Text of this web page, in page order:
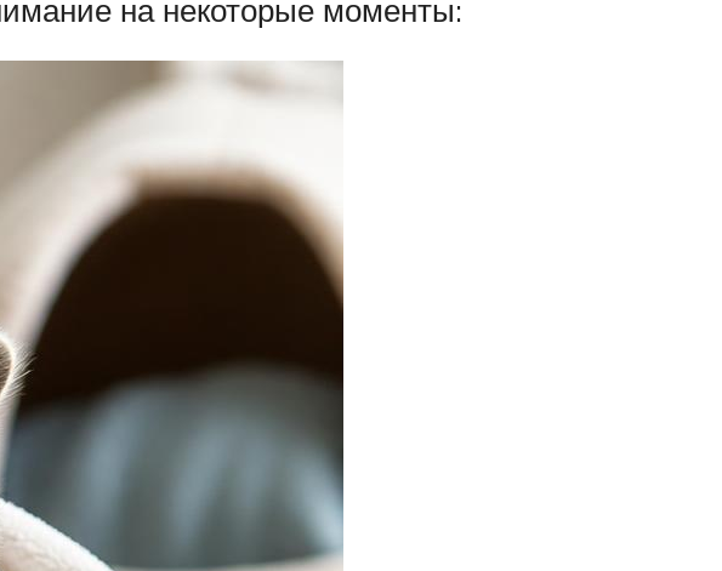
на некоторые моменты: